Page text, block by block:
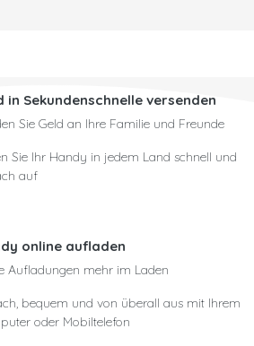
in Sekundenschnelle versenden
Sie Geld an Ihre Familie und Freunde
Sie Ihr Handy in jedem Land schnell und
auf
online aufladen
Aufladungen mehr im Laden
bequem und von überall aus mit Ihrem
oder Mobiltelefon